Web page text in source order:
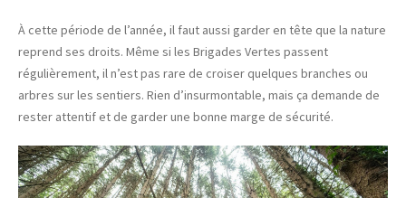
À cette période de l’année, il faut aussi garder en tête que la nature
reprend ses droits. Même si les Brigades Vertes passent
régulièrement, il n’est pas rare de croiser quelques branches ou
arbres sur les sentiers. Rien d’insurmontable, mais ça demande de
rester attentif et de garder une bonne marge de sécurité.